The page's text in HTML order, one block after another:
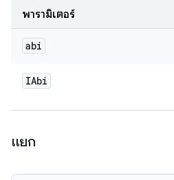
พารามิเตอร์
abi
IAbi
แยก